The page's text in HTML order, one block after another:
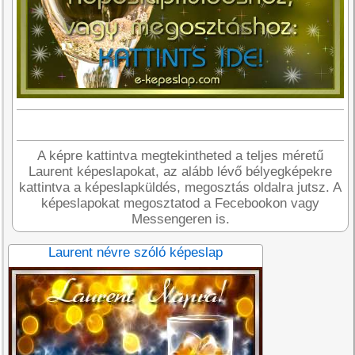
A képre kattintva megtekintheted a teljes méretű
Laurent képeslapokat, az alább lévő bélyegképekre
kattintva a képeslapküldés, megosztás oldalra jutsz. A
képeslapokat megosztatod a Fecebookon vagy
Messengeren is.
Laurent névre szóló képeslap